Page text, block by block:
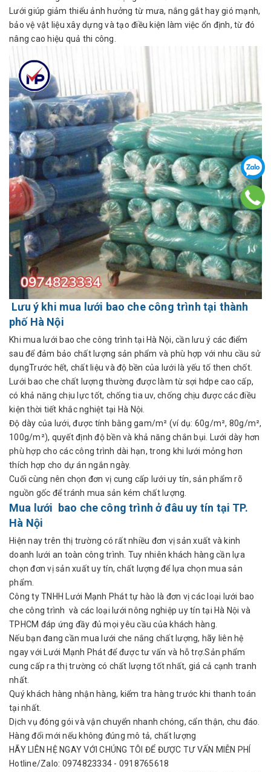
Lưới giúp giảm thiểu ảnh hưởng từ mưa, nắng gắt hay gió mạnh,
bảo vệ vật liệu xây dựng và tạo điều kiện làm việc ổn định, từ đó
nâng cao hiệu quả thi công.
Lưu ý khi mua lưới bao che công trình tại thành
phố Hà Nội
Khi mua lưới bao che công trình tại Hà Nội, cần lưu ý các điểm
sau để đảm bảo chất lượng sản phẩm và phù hợp với nhu cầu sử
dụngTrước hết, chất liệu và độ bền của lưới là yếu tố then chốt.
Lưới bao che chất lượng thường được làm từ sợi hdpe cao cấp,
có khả năng chịu lực tốt, chống tia uv, chống chịu được các điều
kiện thời tiết khắc nghiệt tại Hà Nội.
Độ dày của lưới, được tính bằng gam/m² (ví dụ: 60g/m², 80g/m²,
100g/m²), quyết định độ bền và khả năng chắn bụi. Lưới dày hơn
phù hợp cho các công trình dài hạn, trong khi lưới mỏng hơn
thích hợp cho dự án ngắn ngày.
Cuối cùng nên chọn đơn vị cung cấp lưới uy tín, sản phẩm rõ
nguồn gốc để tránh mua sản kém chất lượng.
Mua lưới bao che công trình ở đâu uy tín tại TP.
Hà Nội
Hiện nay trên thị trường có rất nhiều đơn vị sản xuất và kinh
doanh lưới an toàn công trình. Tuy nhiên khách hàng cần lựa
chọn đơn vị sản xuất uy tín, chất lượng để lựa chọn mua sản
phẩm.
Công ty TNHH Lưới Mạnh Phát tự hào là đơn vị các loại lưới bao
che công trình và các loại lưới nông nghiệp uy tín tại Hà Nội và
TPHCM đáp ứng đầy đủ mọi yêu cầu của khách hàng.
Nếu bạn đang cần mua lưới che nắng chất lượng, hãy liên hệ
ngay với Lưới Mạnh Phát để được tư vấn và hỗ trợ.Sản phẩm
cung cấp ra thị trường có chất lượng tốt nhất, giá cả cạnh tranh
nhất.
Quý khách hàng nhận hàng, kiểm tra hàng trước khi thanh toán
tại nhất.
Dịch vụ đóng gói và vận chuyển nhanh chóng, cẩn thận, chu đáo.
Hàng đổi mới nếu không đúng mô tả, chất lượng
HÃY LIÊN HỆ NGAY VỚI CHÚNG TÔI ĐỂ ĐƯỢC TƯ VẤN MIỄN PHÍ
Hotline/Zalo: 0974823334 - 0918765618